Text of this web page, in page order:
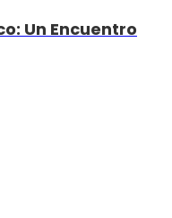
Un Encuentro